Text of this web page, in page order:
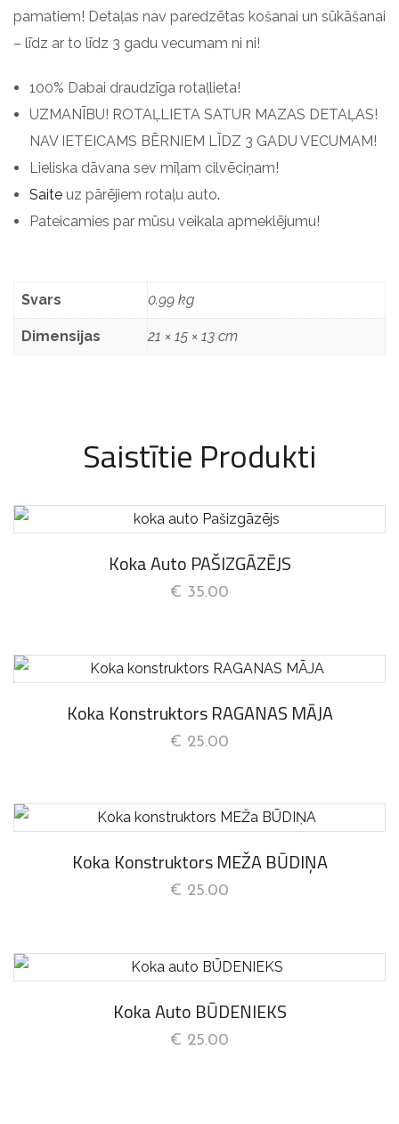
pamatiem! Detaļas nav paredzētas košanai un sūkāšanai
– līdz ar to līdz 3 gadu vecumam ni ni!
100% Dabai draudzīga rotaļlieta!
UZMANĪBU! ROTAĻLIETA SATUR MAZAS DETAĻAS!
NAV IETEICAMS BĒRNIEM LĪDZ 3 GADU VECUMAM!
Lieliska dāvana sev mīļam cilvēciņam!
Saite uz pārējiem rotaļu auto.
Pateicamies par mūsu veikala apmeklējumu!
Svars 0.99 kg
Dimensijas 21 × 15 × 13 cm
Saistītie Produkti
Koka Auto PAŠIZGĀZĒJS
€ 35.00
Koka Konstruktors RAGANAS MĀJA
€ 25.00
Koka Konstruktors MEŽA BŪDIŅA
€ 25.00
Koka Auto BŪDENIEKS
€ 25.00